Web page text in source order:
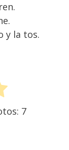
y la tos.
7